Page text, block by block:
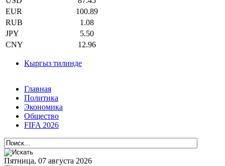
EUR
100.89
RUB
1.08
JPY
5.50
CNY
12.96
Кыргыз тилинде
Главная
Политика
Экономика
Общество
FIFA 2026
Пятница, 07 августа 2026